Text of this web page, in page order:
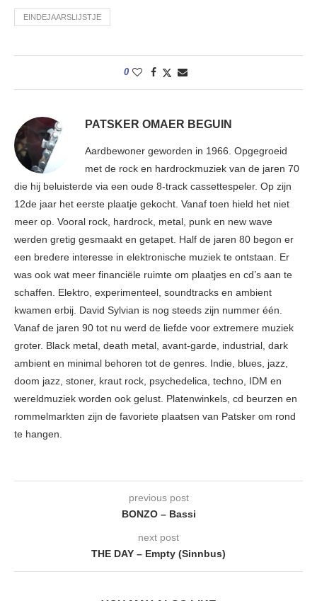
EINDEJAARSLIJSTJE
0
PATSKER OMAER BEGUIN
Aardbewoner geworden in 1966. Opgegroeid
met de rock en hardrockmuziek van de jaren 70
die hij beluisterde via een oude 8-track cassettespeler. Op zijn
12de jaar het eerste plaatje gekocht. Vanaf toen hield het niet
meer op. Vooral rock, hardrock, metal, punk en new wave
werden gretig gesmaakt en getapet. Half de jaren 80 begon er
een bredere interesse in elektronische muziek te ontstaan. Er
was ook wat meer financiële ruimte om plaatjes en cd’s aan te
schaffen. Elektro, experimenteel, soundtracks en ambient
kwamen erbij. David Sylvian is nog steeds zijn nummer één.
Vanaf de jaren 90 tot nu werd de liefde voor extremere muziek
groter. Black metal, death metal, avant-garde, industrial, dark
ambient en minimal behoren tot de genres. Indie, blues, jazz,
doom jazz, stoner, kraut rock, psychedelica, techno, IDM en
wereldmuziek worden ook gelust. Platenwinkels, cd beurzen en
rommelmarkten zijn de favoriete plaatsen van Patsker om rond
te hangen.
previous post
BONZO – Bassi
next post
THE DAY – Empty (Sinnbus)